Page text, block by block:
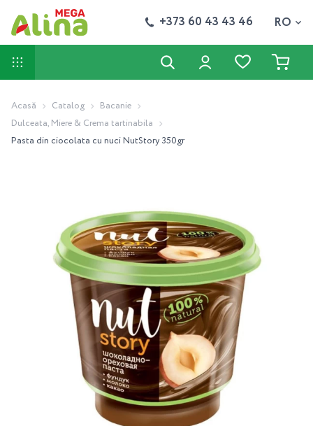
+373 60 43 43 46 RO
Acasă Catalog
Bacanie
Dulceata, Miere & Crema tartinabila
Pasta din ciocolata cu nuci NutStory 350gr